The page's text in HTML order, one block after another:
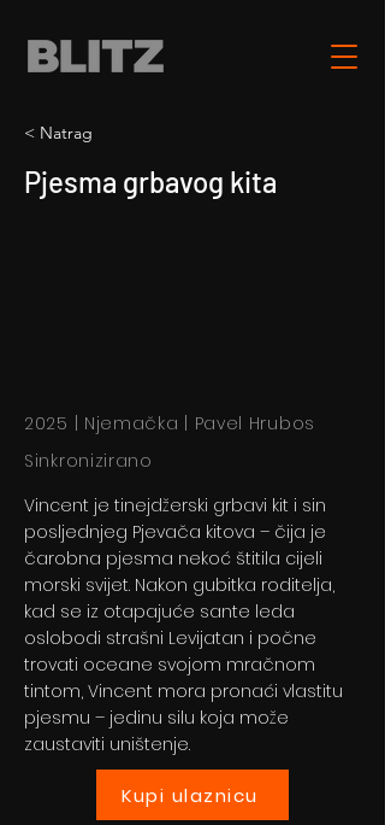
< Natrag
Pjesma grbavog kita
2025 | Njemačka | Pavel Hrubos
Sinkronizirano
Vincent je tinejdžerski grbavi kit i sin
posljednjeg Pjevača kitova – čija je
čarobna pjesma nekoć štitila cijeli
morski svijet. Nakon gubitka roditelja,
kad se iz otapajuće sante leda
oslobodi strašni Levijatan i počne
trovati oceane svojom mračnom
tintom, Vincent mora pronaći vlastitu
pjesmu – jedinu silu koja može
zaustaviti uništenje.
Kupi ulaznicu